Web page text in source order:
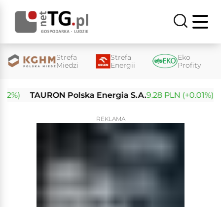
Strefa
Miedzi
Strefa
Energii
Eko
Profity
TAURON Polska Energia S.A.9.28 PLN (+0.01%)
REKLAMA